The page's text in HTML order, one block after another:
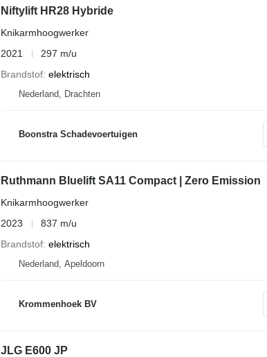
Niftylift HR28 Hybride
Knikarmhoogwerker
2021
297 m/u
Brandstof elektrisch
Nederland, Drachten
Boonstra Schadevoertuigen
Ruthmann Bluelift SA11 Compact | Zero Emission
Knikarmhoogwerker
2023
837 m/u
Brandstof elektrisch
Nederland, Apeldoorn
Krommenhoek BV
JLG E600 JP